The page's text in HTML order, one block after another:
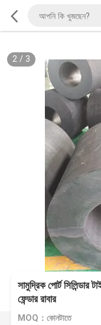
2/ 3
সামুদ্রিক পোর্ট সিলিন্ডার
ফেন্ডার রাবার
MOQ：কোনটাতে